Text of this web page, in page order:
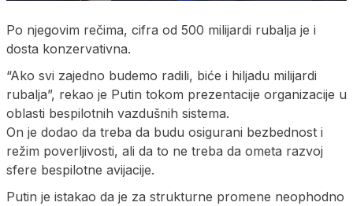
Po njegovim rečima, cifra od 500 milijardi rubalja je i
dosta konzervativna.
“Ako svi zajedno budemo radili, biće i hiljadu milijardi
rubalja”, rekao je Putin tokom prezentacije organizacije u
oblasti bespilotnih vazdušnih sistema.
On je dodao da treba da budu osigurani bezbednost i
režim poverljivosti, ali da to ne treba da ometa razvoj
sfere bespilotne avijacije.
Putin je istakao da je za strukturne promene neophodno